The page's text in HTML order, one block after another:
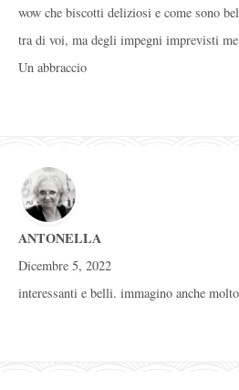
wow che biscotti deliziosi e come sono
tra di voi, ma degli impegni imprevisti
Un abbraccio
ANTONELLA
Dicembre 5, 2022
interessanti e belli. immagino anche